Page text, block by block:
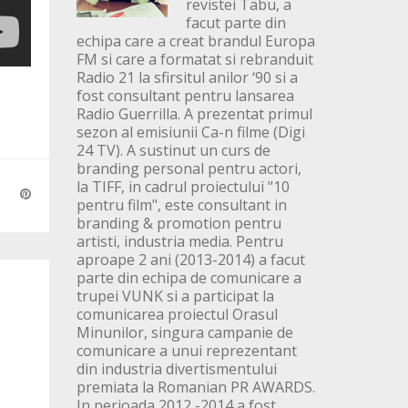
revistei Tabu, a
facut parte din
echipa care a creat brandul Europa
FM si care a formatat si rebranduit
Radio 21 la sfirsitul anilor ‘90 si a
fost consultant pentru lansarea
Radio Guerrilla. A prezentat primul
sezon al emisiunii Ca-n filme (Digi
24 TV). A sustinut un curs de
branding personal pentru actori,
la TIFF, in cadrul proiectului "10
pentru film", este consultant in
branding & promotion pentru
artisti, industria media. Pentru
aproape 2 ani (2013-2014) a facut
parte din echipa de comunicare a
trupei VUNK si a participat la
comunicarea proiectul Orasul
Minunilor, singura campanie de
comunicare a unui reprezentant
din industria divertismentului
premiata la Romanian PR AWARDS.